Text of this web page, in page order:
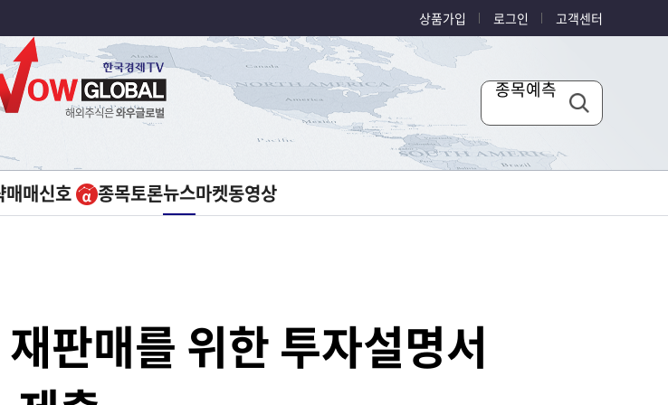
상품가입 로그인 고객센터
종목예측
매매신호 종목토론뉴스마켓동영상
판매를 위한 투자설명서